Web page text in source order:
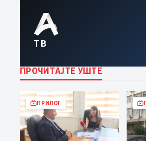
ТВ
ПРОЧИТАЈТЕ УШТЕ
ПРИЛОГ